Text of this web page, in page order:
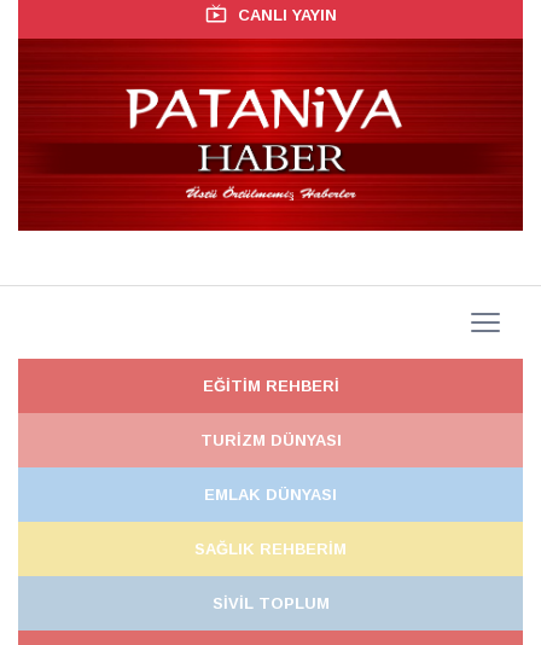
CANLI YAYIN
EĞİTİM REHBERİ
TURİZM DÜNYASI
EMLAK DÜNYASI
SAĞLIK REHBERİM
SİVİL TOPLUM